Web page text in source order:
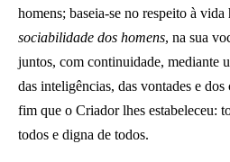
homens; baseia-se no respeito à vida
sociabilidade dos homens, na sua
juntos, com continuidade, mediante
das inteligências, das vontades e
fim que o Criador lhes estabeleceu:
todos e digna de todos.